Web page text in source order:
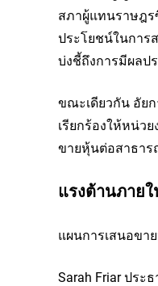
สภาผู้แทนราษฎร
ประโยชน์ในการ
บ่งชี้ถึงการมีผลป
ขณะเดียวกัน อัย
เรียกร้องให้หน่ว
ขายหุ้นต่อสาธาร
แรงต้านภายใ
แผนการเสนอขา
Sarah Friar ประ